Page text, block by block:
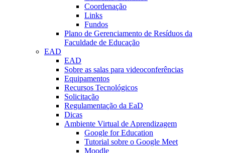
Coordenação
Links
Fundos
Plano de Gerenciamento de Resíduos da
Faculdade de Educação
EAD
EAD
Sobre as salas para videoconferências
Equipamentos
Recursos Tecnológicos
Solicitação
Regulamentação da EaD
Dicas
Ambiente Virtual de Aprendizagem
Google for Education
Tutorial sobre o Google Meet
Moodle